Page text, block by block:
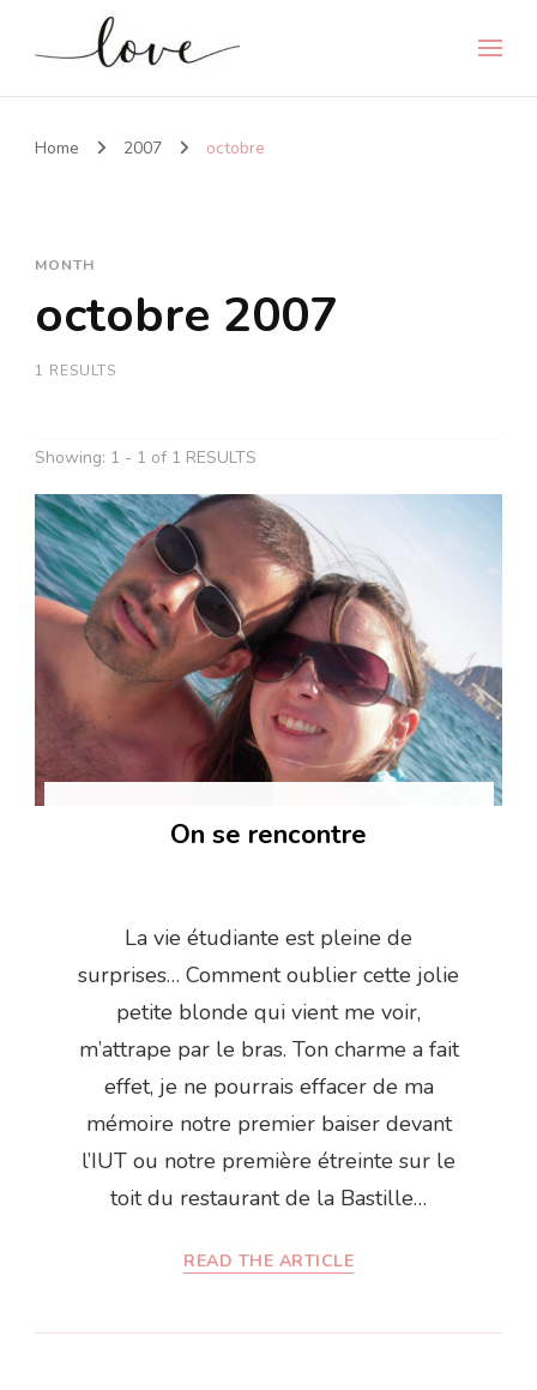
Home 2007 octobre
MONTH
octobre 2007
1 RESULTS
Showing: 1 - 1 of 1 RESULTS
On se rencontre
La vie étudiante est pleine de
surprises… Comment oublier cette jolie
petite blonde qui vient me voir,
m’attrape par le bras. Ton charme a fait
effet, je ne pourrais effacer de ma
mémoire notre premier baiser devant
l’IUT ou notre première étreinte sur le
toit du restaurant de la Bastille…
READ THE ARTICLE